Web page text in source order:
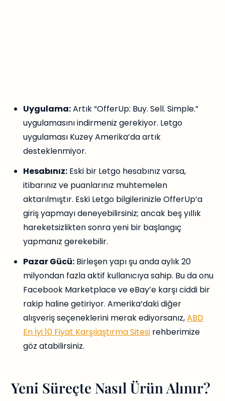
Uygulama:Artık “OfferUp: Buy. Sell. Simple.”
uygulamasını indirmeniz gerekiyor. Letgo
uygulaması Kuzey Amerika’da artık
desteklenmiyor.
Hesabınız: Eski bir Letgo hesabınız varsa,
itibarınız ve puanlarınız muhtemelen
aktarılmıştır. Eski Letgo bilgilerinizle OfferUp’a
giriş yapmayı deneyebilirsiniz; ancak beş yıllık
hareketsizlikten sonra yeni bir başlangıç
yapmanız gerekebilir.
Pazar Gücü: Birleşen yapı şu anda aylık 20
milyondan fazla aktif kullanıcıya sahip. Bu da onu
Facebook Marketplace ve eBay’e karşı ciddi bir
rakip haline getiriyor. Amerika’daki diğer
alışveriş seçeneklerini merak ediyorsanız,ABD
En İyi 10 Fiyat Karşılaştırma Sitesi rehberimize
göz atabilirsiniz.
Yeni Süreçte Nasıl Ürün Alınır?